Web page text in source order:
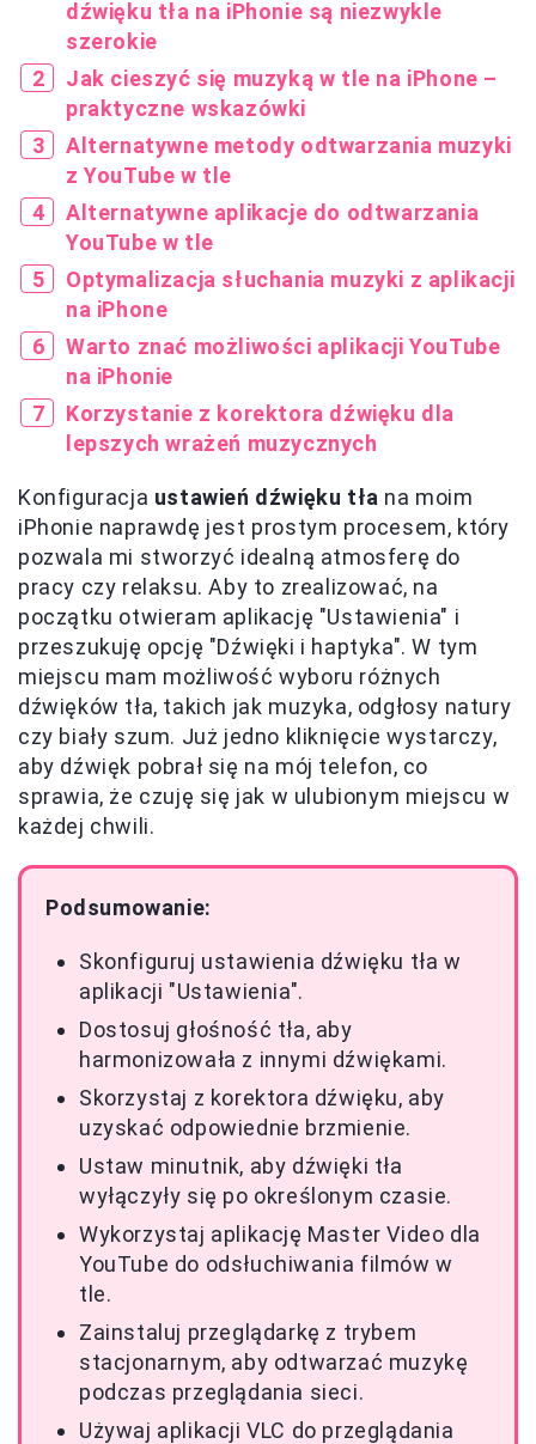
dźwięku tła na iPhonie są niezwykle
szerokie
Jak cieszyć się muzyką w tle na iPhone –
praktyczne wskazówki
Alternatywne metody odtwarzania muzyki
z YouTube w tle
Alternatywne aplikacje do odtwarzania
YouTube w tle
Optymalizacja słuchania muzyki z aplikacji
na iPhone
Warto znać możliwości aplikacji YouTube
na iPhonie
Korzystanie z korektora dźwięku dla
lepszych wrażeń muzycznych
Konfiguracja ustawień dźwięku tła na moim
iPhonie naprawdę jest prostym procesem, który
pozwala mi stworzyć idealną atmosferę do
pracy czy relaksu. Aby to zrealizować, na
początku otwieram aplikację "Ustawienia" i
przeszukuję opcję "Dźwięki i haptyka". W tym
miejscu mam możliwość wyboru różnych
dźwięków tła, takich jak muzyka, odgłosy natury
czy biały szum. Już jedno kliknięcie wystarczy,
aby dźwięk pobrał się na mój telefon, co
sprawia, że czuję się jak w ulubionym miejscu w
każdej chwili.
Podsumowanie:
Skonfiguruj ustawienia dźwięku tła w
aplikacji "Ustawienia".
Dostosuj głośność tła, aby
harmonizowała z innymi dźwiękami.
Skorzystaj z korektora dźwięku, aby
uzyskać odpowiednie brzmienie.
Ustaw minutnik, aby dźwięki tła
wyłączyły się po określonym czasie.
Wykorzystaj aplikację Master Video dla
YouTube do odsłuchiwania filmów w
tle.
Zainstaluj przeglądarkę z trybem
stacjonarnym, aby odtwarzać muzykę
podczas przeglądania sieci.
Używaj aplikacji VLC do przeglądania